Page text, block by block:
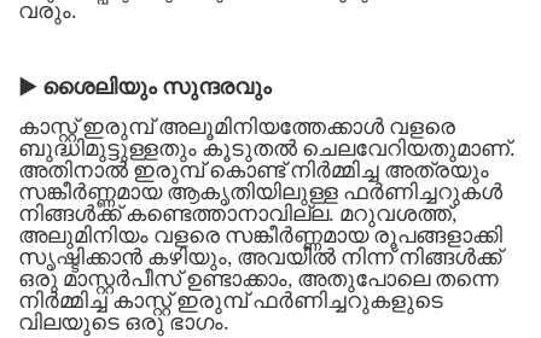
വരും.
▶ ശൈലിയും സുന്ദരവും
കാസ്റ്റ് ഇരുമ്പ് അലൂമിനിയത്തേക്കാൾ വളരെ
ബുദ്ധിമുട്ടുള്ളതും കൂടുതൽ ചെലവേറിയതുമാണ്.
അതിനാൽ ഇരുമ്പ് കൊണ്ട് നിർമ്മിച്ച അത്രയും
സങ്കീർണ്ണമായ ആകൃതിയിലുള്ള ഫർണിച്ചറുകൾ
നിങ്ങൾക്ക് കണ്ടെത്താനാവില്ല. മറുവശത്ത്,
അലുമിനിയം വളരെ സങ്കീർണ്ണമായ രൂപങ്ങളാക്കി
സൃഷ്ടിക്കാൻ കഴിയും, അവയിൽ നിന്ന് നിങ്ങൾക്ക്
ഒരു മാസ്റ്റർപീസ് ഉണ്ടാക്കാം, അതുപോലെ തന്നെ
നിർമ്മിച്ച കാസ്റ്റ് ഇരുമ്പ് ഫർണിച്ചറുകളുടെ
വിലയുടെ ഒരു ഭാഗം.